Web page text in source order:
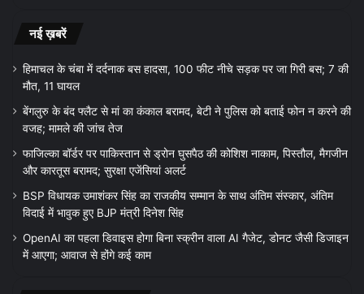
नई ख़बरें
हिमाचल के चंबा में दर्दनाक बस हादसा, 100 फीट नीचे सड़क पर जा गिरी बस; 7 की
मौत, 11 घायल
बेंगलुरु के बंद फ्लैट से मां का कंकाल बरामद, बेटी ने पुलिस को बताई फोन न करने की
वजह; मामले की जांच तेज
फाजिल्का बॉर्डर पर पाकिस्तान से ड्रोन घुसपैठ की कोशिश नाकाम, पिस्तौल, मैगजीन
और कारतूस बरामद; सुरक्षा एजेंसियां अलर्ट
BSP विधायक उमाशंकर सिंह का राजकीय सम्मान के साथ अंतिम संस्कार, अंतिम
विदाई में भावुक हुए BJP मंत्री दिनेश सिंह
OpenAI का पहला डिवाइस होगा बिना स्क्रीन वाला AI गैजेट, डोनट जैसी डिजाइन
में आएगा; आवाज से होंगे कई काम